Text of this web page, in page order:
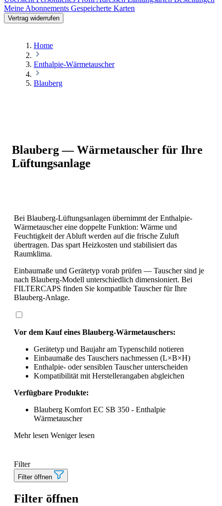
Meine Abonnements Gespeicherte Karten
Vertrag widerrufen
Home
Enthalpie-Wärmetauscher
Blauberg
Blauberg — Wärmetauscher für Ihre
Lüftungsanlage
Bei Blauberg-Lüftungsanlagen übernimmt der Enthalpie-
Wärmetauscher eine doppelte Funktion: Wärme und
Feuchtigkeit der Abluft werden auf die frische Zuluft
übertragen. Das spart Heizkosten und stabilisiert das
Raumklima.
Einbaumaße und Gerätetyp vorab prüfen — Tauscher sind je
nach Blauberg-Modell unterschiedlich dimensioniert. Bei
FILTERCAPS finden Sie kompatible Tauscher für Ihre
Blauberg-Anlage.
Vor dem Kauf eines Blauberg-Wärmetauschers:
Gerätetyp und Baujahr am Typenschild notieren
Einbaumaße des Tauschers nachmessen (L×B×H)
Enthalpie- oder sensiblen Tauscher unterscheiden
Kompatibilität mit Herstellerangaben abgleichen
Verfügbare Produkte:
Blauberg Komfort EC SB 350 - Enthalpie
Wärmetauscher
Mehr lesen Weniger lesen
Filter
Filter öffnen
Filter öffnen